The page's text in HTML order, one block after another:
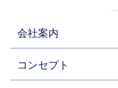
会社案内
コンセプト